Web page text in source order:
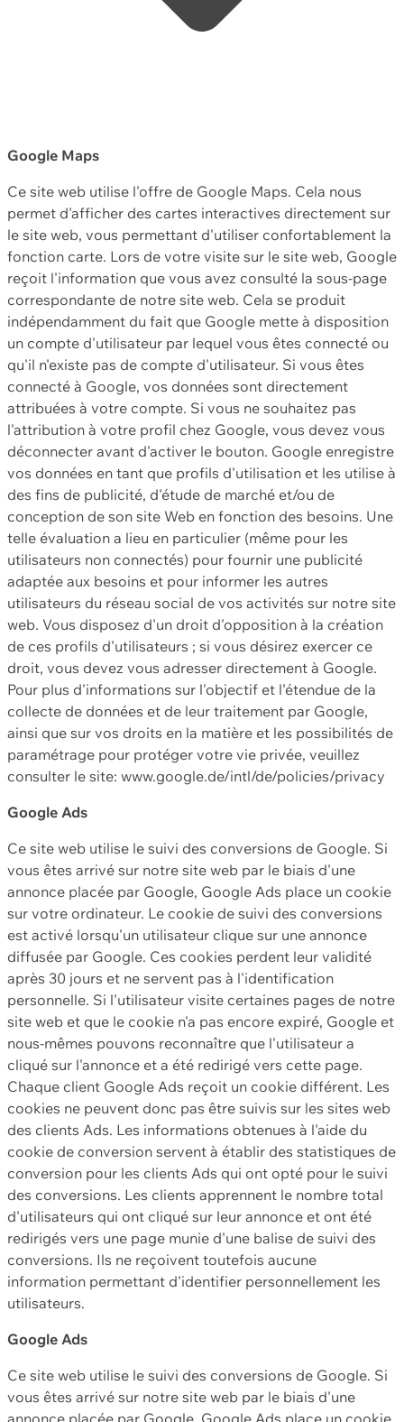
Google Maps
Ce site web utilise l'offre de Google Maps. Cela nous
permet d'afficher des cartes interactives directement sur
le site web, vous permettant d'utiliser confortablement la
fonction carte. Lors de votre visite sur le site web, Google
reçoit l'information que vous avez consulté la sous-page
correspondante de notre site web. Cela se produit
indépendamment du fait que Google mette à disposition
un compte d'utilisateur par lequel vous êtes connecté ou
qu'il n'existe pas de compte d'utilisateur. Si vous êtes
connecté à Google, vos données sont directement
attribuées à votre compte. Si vous ne souhaitez pas
l'attribution à votre profil chez Google, vous devez vous
déconnecter avant d'activer le bouton. Google enregistre
vos données en tant que profils d'utilisation et les utilise à
des fins de publicité, d'étude de marché et/ou de
conception de son site Web en fonction des besoins. Une
telle évaluation a lieu en particulier (même pour les
utilisateurs non connectés) pour fournir une publicité
adaptée aux besoins et pour informer les autres
utilisateurs du réseau social de vos activités sur notre site
web. Vous disposez d'un droit d'opposition à la création
de ces profils d'utilisateurs ; si vous désirez exercer ce
droit, vous devez vous adresser directement à Google.
Pour plus d'informations sur l'objectif et l'étendue de la
collecte de données et de leur traitement par Google,
ainsi que sur vos droits en la matière et les possibilités de
paramétrage pour protéger votre vie privée, veuillez
consulter le site: www.google.de/intl/de/policies/privacy
Google Ads
Ce site web utilise le suivi des conversions de Google. Si
vous êtes arrivé sur notre site web par le biais d'une
annonce placée par Google, Google Ads place un cookie
sur votre ordinateur. Le cookie de suivi des conversions
est activé lorsqu'un utilisateur clique sur une annonce
diffusée par Google. Ces cookies perdent leur validité
après 30 jours et ne servent pas à l'identification
personnelle. Si l'utilisateur visite certaines pages de notre
site web et que le cookie n'a pas encore expiré, Google et
nous-mêmes pouvons reconnaître que l'utilisateur a
cliqué sur l'annonce et a été redirigé vers cette page.
Chaque client Google Ads reçoit un cookie différent. Les
cookies ne peuvent donc pas être suivis sur les sites web
des clients Ads. Les informations obtenues à l'aide du
cookie de conversion servent à établir des statistiques de
conversion pour les clients Ads qui ont opté pour le suivi
des conversions. Les clients apprennent le nombre total
d'utilisateurs qui ont cliqué sur leur annonce et ont été
redirigés vers une page munie d'une balise de suivi des
conversions. Ils ne reçoivent toutefois aucune
information permettant d'identifier personnellement les
utilisateurs.
Google Ads
Ce site web utilise le suivi des conversions de Google. Si
vous êtes arrivé sur notre site web par le biais d'une